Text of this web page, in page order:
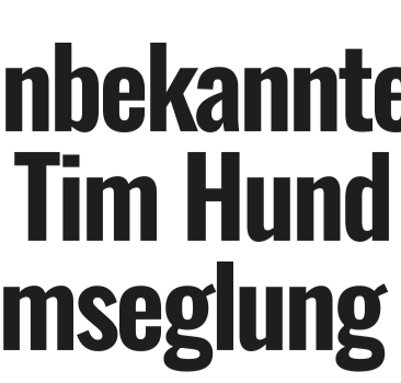
nbekannt
TimHund
mseglung